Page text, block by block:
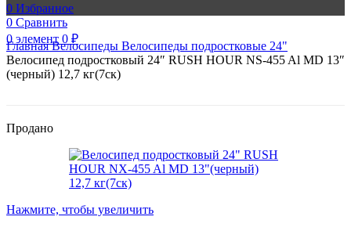
0 Избранное
0 Сравнить
0элемент 0 ₽
ГлавнаяВелосипеды Велосипеды подростковые 24"
Велосипед подростковый 24″ RUSH HOUR NS-455 Al MD 13″
(черный) 12,7 кг(7ск)
Продано
Нажмите, чтобы увеличить